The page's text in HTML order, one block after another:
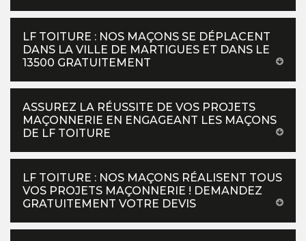
LF TOITURE : NOS MAÇONS SE DÉPLACENT
DANS LA VILLE DE MARTIGUES ET DANS LE
13500 GRATUITEMENT
ASSUREZ LA RÉUSSITE DE VOS PROJETS
MAÇONNERIE EN ENGAGEANT LES MAÇONS
DE LF TOITURE
LF TOITURE : NOS MAÇONS RÉALISENT TOUS
VOS PROJETS MAÇONNERIE ! DEMANDEZ
GRATUITEMENT VOTRE DEVIS